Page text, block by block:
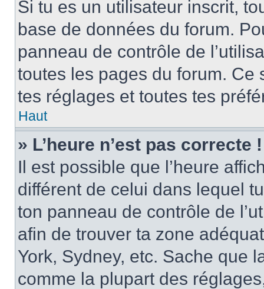
Si tu es un utilisateur inscrit,
base de données du forum.
panneau de contrôle de
toutes les pages du forum. Ce
tes réglages et toutes tes
Haut
» L’heure n’est pas correcte !
Il est possible que l’heure
différent de celui dans lequel
ton panneau de contrôle de
afin de trouver ta zone
York, Sydney, etc. Sache que
comme la plupart des